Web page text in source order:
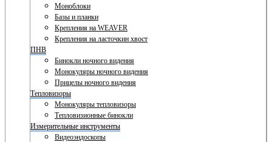
Моноблоки
Базы и планки
Крепления на WEAVER
Крепления на ласточкин хвост
ПНВ
Бинокли ночного видения
Монокуляры ночного видения
Прицелы ночного видения
Тепловизоры
Монокуляры тепловизоры
Тепловизионные бинокли
Измерительные инструменты
Видеоэндоскопы